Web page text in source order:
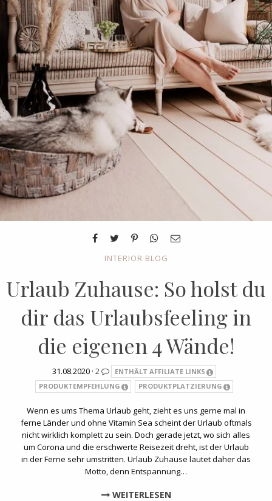
INTERIOR BLOG
Urlaub Zuhause: So holst du
dir das Urlaubsfeeling in
die eigenen 4 Wände!
31.08.2020 · 2
ENTHÄLT AFFILIATE LINKS
PRODUKTEMPFEHLUNG
PRODUKTPLATZIERUNG
Wenn es ums Thema Urlaub geht, zieht es uns gerne mal in
ferne Länder und ohne Vitamin Sea scheint der Urlaub oftmals
nicht wirklich komplett zu sein. Doch gerade jetzt, wo sich alles
um Corona und die erschwerte Reisezeit dreht, ist der Urlaub
in der Ferne sehr umstritten. Urlaub Zuhause lautet daher das
Motto, denn Entspannung…
WEITERLESEN